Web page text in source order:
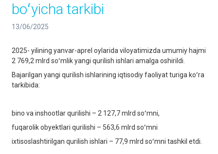
boʻyicha tarkibi
13/06/2025
2025- yilining yanvar-aprel oylarida viloyatimizda umumiy hajmi
2 769,2 mlrd soʻmlik yangi qurilish ishlari amalga oshirildi.
Bajarilgan yangi qurilish ishlarining iqtisodiy faoliyat turiga koʻra
tarkibida:
bino va inshootlar qurilishi – 2 127,7 mlrd soʻmni,
fuqarolik obyektlari qurilishi – 563,6 mlrd soʻmni
ixtisoslashtirilgan qurilish ishlari – 77,9 mlrd soʻmni tashkil etdi.